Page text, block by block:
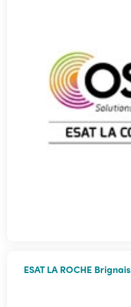
ESAT LA ROCHE Brignais